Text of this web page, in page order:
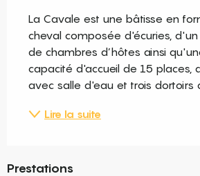
La Cavale est une bâtisse en
cheval composée d'écuries,
de chambres d’hôtes ainsi
capacité d'accueil de 15 places,
avec salle d'eau et trois dortoirs
Lire la suite
Prestations